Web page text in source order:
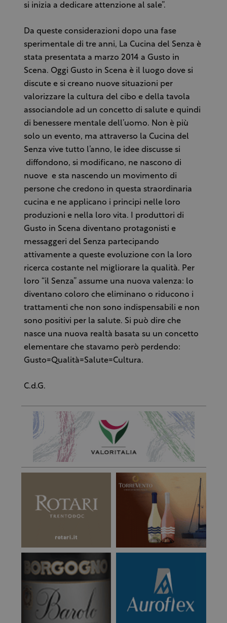
si inizia a dedicare attenzione al sale”.
Da queste considerazioni dopo una fase
sperimentale di tre anni, La Cucina del Senza è
stata presentata a marzo 2014 a Gusto in
Scena. Oggi Gusto in Scena è il luogo dove si
discute e si creano nuove situazioni per
valorizzare la cultura del cibo e della tavola
associandole ad un concetto di salute e quindi
di benessere mentale dell’uomo. Non è più
solo un evento, ma attraverso la Cucina del
Senza vive tutto l’anno, le idee discusse si
diffondono, si modificano, ne nascono di
nuove e sta nascendo un movimento di
persone che credono in questa straordinaria
cucina e ne applicano i principi nelle loro
produzioni e nella loro vita. I produttori di
Gusto in Scena diventano protagonisti e
messaggeri del Senza partecipando
attivamente a queste evoluzione con la loro
ricerca costante nel migliorare la qualità. Per
loro “il Senza” assume una nuova valenza: lo
diventano coloro che eliminano o riducono i
trattamenti che non sono indispensabili e non
sono positivi per la salute. Si può dire che
nasce una nuova realtà basata su un concetto
elementare che stavamo però perdendo:
Gusto=Qualità=Salute=Cultura.
C.d.G.